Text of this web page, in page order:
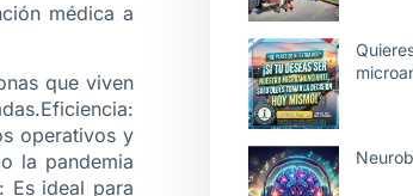
médica a
que viven
operativos y
la pandemia
Es ideal para